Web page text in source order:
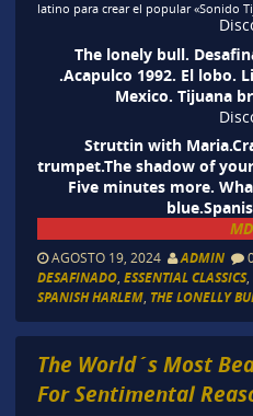
latino para crear el popular «Sonido
The lonely bull.
.Acapulco 1992. El lobo.
Mexico. Tijuana
Struttin with
trumpet.The shadow of
Five minutes more.
AGOSTO 19, 2024 ADMIN
DESAFINADO, ESSENTIAL CLASSICS,
SPANISH HARLEM, THE LONELLY
The World´s Most
For Sentimental